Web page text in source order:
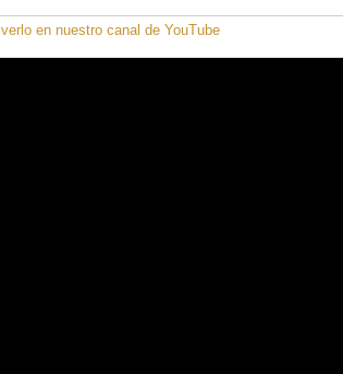
en nuestro canal de YouTube